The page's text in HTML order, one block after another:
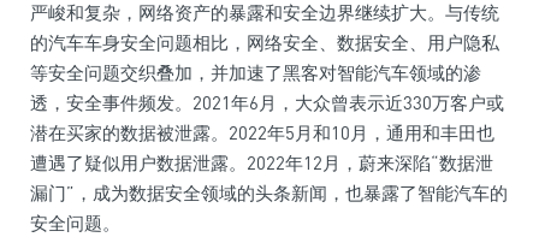
严峻和复杂，网络资产的暴露和安全边界继续扩大。与传统
的汽车车身安全问题相比，网络安全、数据安全、用户隐私
等安全问题交织叠加，并加速了黑客对智能汽车领域的渗
透，安全事件频发。2021年6月，大众曾表示近330万客户或
潜在买家的数据被泄露。2022年5月和10月，通用和丰田也
遭遇了疑似用户数据泄露。2022年12月，蔚来深陷“数据泄
漏门”，成为数据安全领域的头条新闻，也暴露了智能汽车的
安全问题。